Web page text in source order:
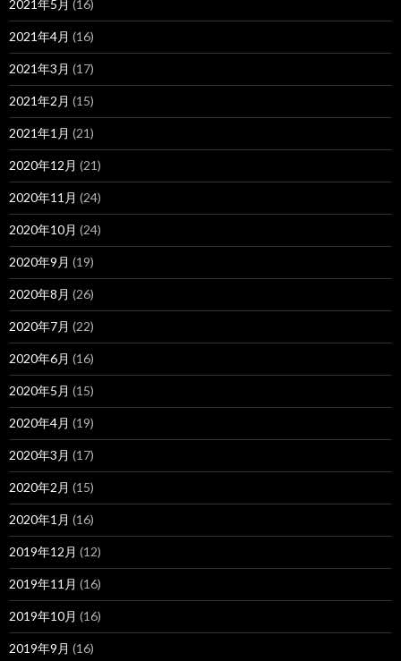
2021年5月 (16)
2021年4月 (16)
2021年3月 (17)
2021年2月 (15)
2021年1月 (21)
2020年12月 (21)
2020年11月 (24)
2020年10月 (24)
2020年9月 (19)
2020年8月 (26)
2020年7月 (22)
2020年6月 (16)
2020年5月 (15)
2020年4月 (19)
2020年3月 (17)
2020年2月 (15)
2020年1月 (16)
2019年12月 (12)
2019年11月 (16)
2019年10月 (16)
2019年9月 (16)